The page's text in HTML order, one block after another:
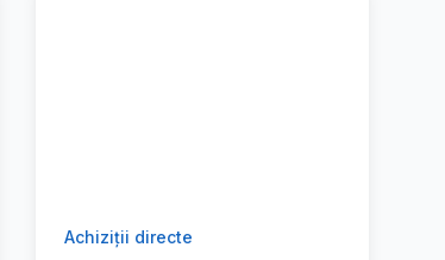
Achiziții directe